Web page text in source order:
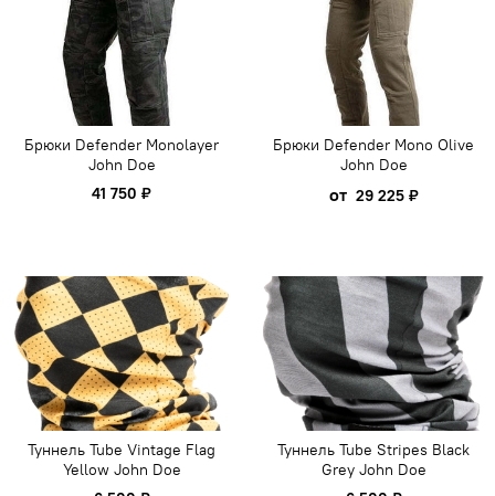
Брюки Defender Monolayer
John Doe
41 750 ₽
Брюки Defender Mono Olive
John Doe
от 29 225 ₽
Туннель Tube Vintage Flag
Yellow John Doe
Туннель Tube Stripes Black
Grey John Doe